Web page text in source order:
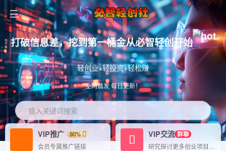
打破信息差，挖到第一桶金从必智轻创开始
轻创业+轻投资+轻松赚
全网首发 每日更新！
输入关键词搜索
VIP推广
80%
会员专属推广链接
VIP交流 群聊